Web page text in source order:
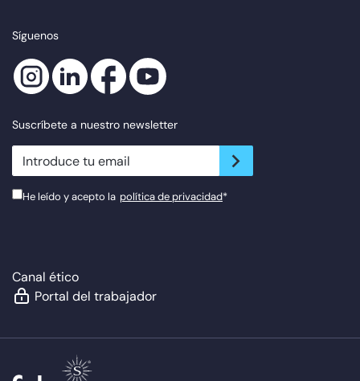
Síguenos
Suscríbete a nuestro newsletter
newsletter.suscribe
He leído y acepto la política de privacidad*
Canal ético
Portal del trabajador